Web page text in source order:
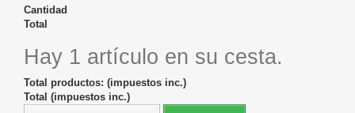
Cantidad
Total
Hay 1 artículo en su cesta.
Total productos: (impuestos inc.)
Total (impuestos inc.)